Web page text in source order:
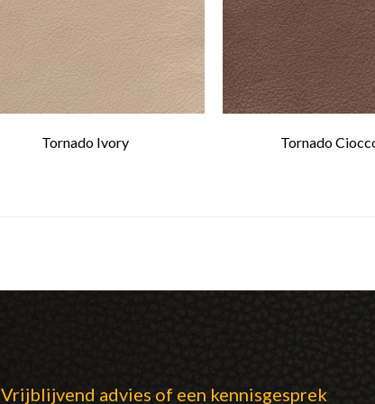
Tornado Ivory Tornado
Vrijblijvend advies of een kennisgesprek